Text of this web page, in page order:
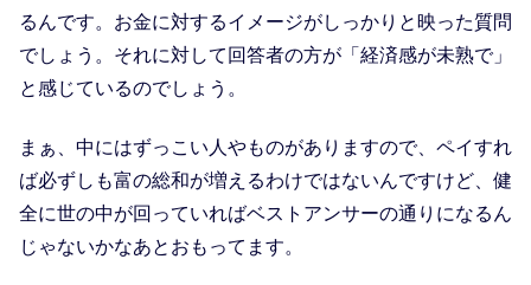
るんです。お金に対するイメージがしっかりと映った質問
でしょう。それに対して回答者の方が「経済感が未熟で」
と感じているのでしょう。
まぁ、中にはずっこい人やものがありますので、ペイすれ
ば必ずしも富の総和が増えるわけではないんですけど、健
全に世の中が回っていればベストアンサーの通りになるん
じゃないかなあとおもってます。